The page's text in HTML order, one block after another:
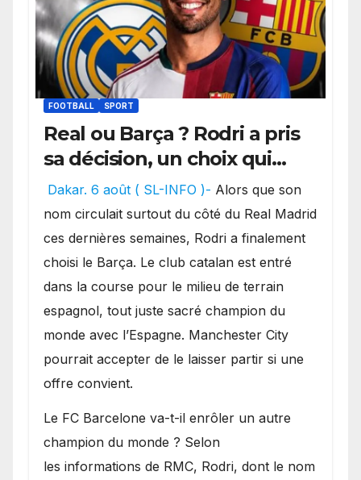
FOOTBALL SPORT
Real ou Barça ? Rodri a pris
sa décision, un choix qui
pourrait faire grand bruit
sur le marché des
transferts.
Dakar. 6 août ( SL-INFO )- Alors que son
nom circulait surtout du côté du Real Madrid
ces dernières semaines, Rodri a finalement
choisi le Barça. Le club catalan est entré
dans la course pour le milieu de terrain
espagnol, tout juste sacré champion du
monde avec l’Espagne. Manchester City
pourrait accepter de le laisser partir si une
offre convient.
​Le FC Barcelone va-t-il enrôler un autre
champion du monde ? Selon
les informations de RMC, Rodri, dont le nom